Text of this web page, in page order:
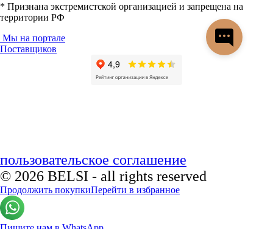
* Признана экстремистской организацией и запрещена на
территории РФ
Мы на портале
Поставщиков
пользовательское соглашение
© 2026 BELSI - all rights reserved
Продолжить покупкиПерейти в избранное